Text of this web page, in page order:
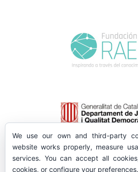
We use our own and third-party
website works properly, measure
services. You can accept all
cookies, or configure your preferences.